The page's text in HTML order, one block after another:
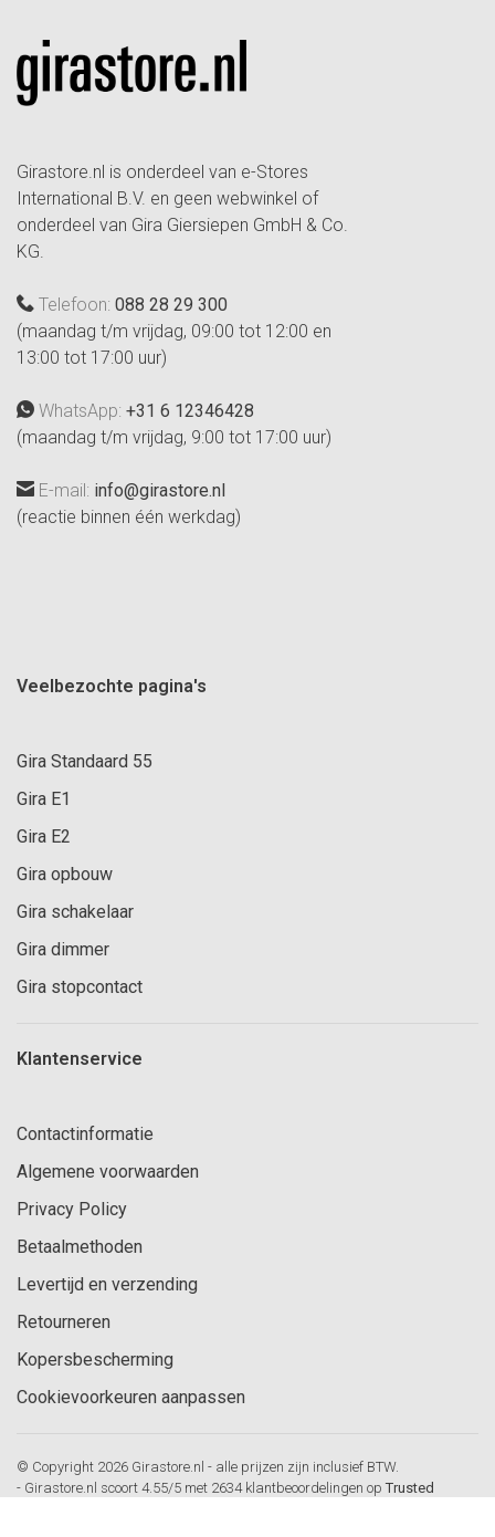
Girastore.nl is onderdeel van e-Stores
International B.V. en geen webwinkel of
onderdeel van Gira Giersiepen GmbH & Co.
KG.
Telefoon: 088 28 29 300
(maandag t/m vrijdag, 09:00 tot 12:00 en
13:00 tot 17:00 uur)
WhatsApp: +31 6 12346428
(maandag t/m vrijdag, 9:00 tot 17:00 uur)
E-mail: info@girastore.nl
(reactie binnen één werkdag)
Veelbezochte pagina's
Gira Standaard 55
Gira E1
Gira E2
Gira opbouw
Gira schakelaar
Gira dimmer
Gira stopcontact
Klantenservice
Contactinformatie
Algemene voorwaarden
Privacy Policy
Betaalmethoden
Levertijd en verzending
Retourneren
Kopersbescherming
Cookievoorkeuren aanpassen
© Copyright 2026 Girastore.nl - alle prijzen zijn inclusief BTW.
- Girastore.nl scoort 4.55/5 met 2634 klantbeoordelingen op Trusted